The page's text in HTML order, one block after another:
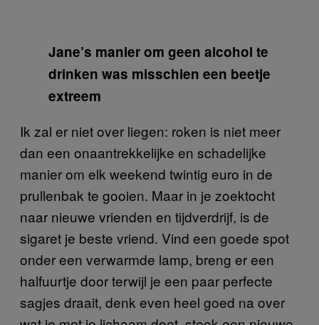
Jane’s manier om geen alcohol te
drinken was misschien een beetje
extreem
Ik zal er niet over liegen: roken is niet meer
dan een onaantrekkelijke en schadelijke
manier om elk weekend twintig euro in de
prullenbak te gooien. Maar in je zoektocht
naar nieuwe vrienden en tijdverdrijf, is de
sigaret je beste vriend. Vind een goede spot
onder een verwarmde lamp, breng er een
halfuurtje door terwijl je een paar perfecte
sagjes draait, denk even heel goed na over